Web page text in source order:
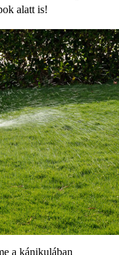
alatt is!
a kánikulában